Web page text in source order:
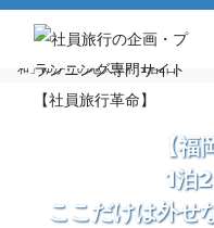
《九州福岡社員旅行》 社員旅行は
和」ゆかりの地大宰府 1泊2日
【福
1泊
ここだけは外せ